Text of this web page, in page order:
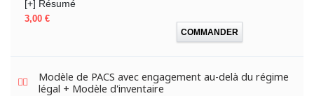
[+] Résumé
Prix
3,00 €
COMMANDER
Modèle de PACS avec engagement au-delà du régime
légal + Modèle d'inventaire